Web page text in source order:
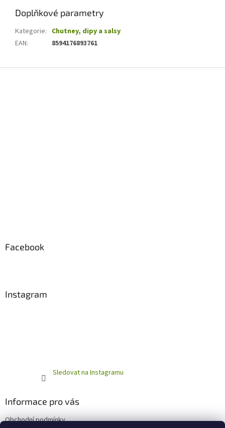
Doplňkové parametry
Kategorie: Chutney, dipy a salsy
EAN: 8594176893761
Facebook
Instagram
Sledovat na Instagramu
Informace pro vás
Obchodní podmínky